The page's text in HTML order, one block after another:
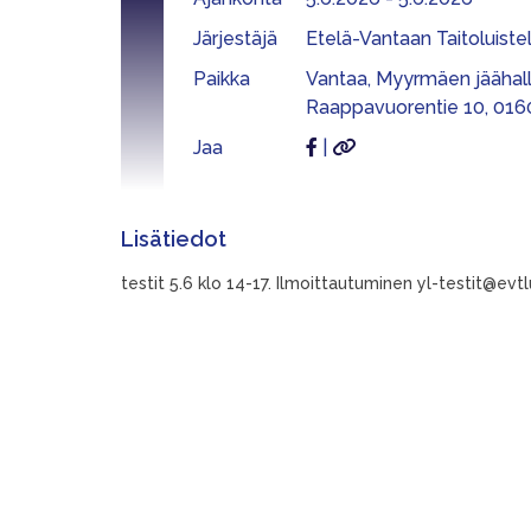
Järjestäjä
Etelä-Vantaan
Paikka
Vantaa, Myyrmäen
Raappavuorentie 10,
Jaa
Lisätiedot
testit 5.6 klo 14-17. Ilmoittautuminen yl-